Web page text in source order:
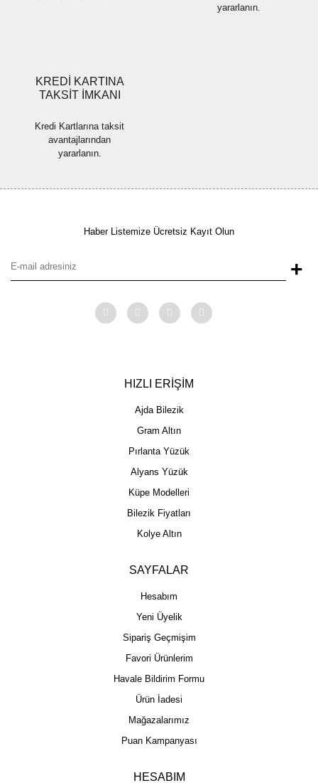
yararlanın.
KREDİ KARTINA
TAKSİT İMKANI
Kredi Kartlarına taksit
avantajlarından
yararlanın.
Haber Listemize Ücretsiz Kayıt Olun
+
HIZLI ERİŞİM
Ajda Bilezik
Gram Altın
Pırlanta Yüzük
Alyans Yüzük
Küpe Modelleri
Bilezik Fiyatları
Kolye Altın
SAYFALAR
Hesabım
Yeni Üyelik
Sipariş Geçmişim
Favori Ürünlerim
Havale Bildirim Formu
Ürün İadesi
Mağazalarımız
Puan Kampanyası
HESABIM